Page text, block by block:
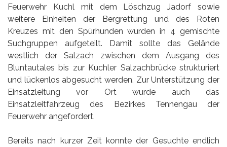
Feuerwehr Kuchl mit dem Löschzug Jadorf sowie
weitere Einheiten der Bergrettung und des Roten
Kreuzes mit den Spürhunden wurden in 4 gemischte
Suchgruppen aufgeteilt. Damit sollte das Gelände
westlich der Salzach zwischen dem Ausgang des
Bluntautales bis zur Kuchler Salzachbrücke strukturiert
und lückenlos abgesucht werden. Zur Unterstützung der
Einsatzleitung vor Ort wurde auch das
Einsatzleitfahrzeug des Bezirkes Tennengau der
Feuerwehr angefordert.
Bereits nach kurzer Zeit konnte der Gesuchte endlich